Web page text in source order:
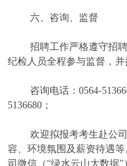
六、咨询、监督
招聘工作严格遵守招
纪检人员全程参与监督，并
咨询电话：0564-
5136680；
欢迎拟报考考生赴公
容、环境氛围及薪资待遇
司微信（“绿水云山大数据”